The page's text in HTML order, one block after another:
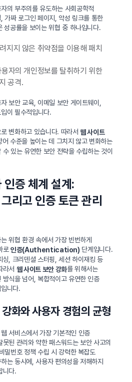
의 부주의를 유도하는 사회공학적
가짜 로그인 페이지, 악성 링크를 통한
성공률을 보이는 위협 중 하나입니다.
지지 않은 취약점을 이용해 패치
용자의 개인정보를 탈취하기 위한
공격.
보안 교육, 이메일 보안 게이트웨이,
이 필수적입니다.
변화하고 있습니다. 따라서웹 사이트
수준을 높이는 데 그치지 않고 변화하는
있는 유연한 보안 전략을 수립하는 것이
인증 체계 설계:
리고 인증 토큰 관리
위협 환경 속에서 가장 빈번하게
로인증(Authentication) 단계입니다.
싱, 크리덴셜 스터핑, 세션 하이재킹 등
라서 웹 사이트 보안 강화를 위해서는
방식을 넘어, 복합적이고 유연한 인증
니다.
화와 사용자 경험의 균형
서비스에서 가장 기본적인 인증
된 관리와 약한 패스워드는 보안 사고의
밀번호 정책 수립 시 강력한 복잡도
는 동시에, 사용자 편의성을 저해하지
니다.